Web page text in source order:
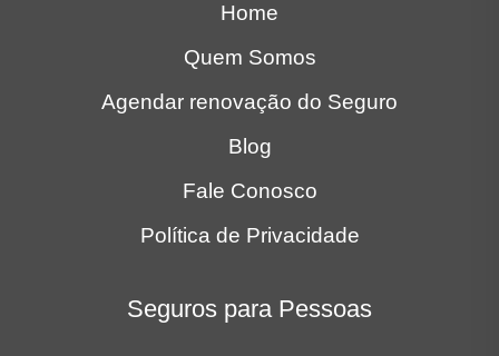
Home
Quem Somos
Agendar renovação do Seguro
Blog
Fale Conosco
Política de Privacidade
Seguros para Pessoas